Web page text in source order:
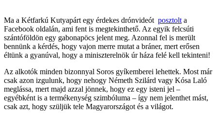
Ma a Kétfarkú Kutyapárt egy érdekes drónvideót posztolt a
Facebook oldalán, ami fent is megtekinthető. Az egyik felcsúti
szántóföldön egy gabonapöcs jelent meg. Azonnal fel is merült
bennünk a kérdés, hogy vajon merre mutat a bráner, mert erősen
éltünk a gyanúval, hogy a miniszterelnök úr háza felé kell tekinteni!
Az alkotók minden bizonnyal Soros gyíkemberei lehettek. Most már
csak azon izgulunk, hogy nehogy Németh Szilárd vagy Kósa Laló
meglássa, mert majd azzal jönnek, hogy ez egy isteni jel –
egyébként is a termékenység szimbóluma – így nem jelenthet mást,
csak azt, hogy szüljük tele Magyarországot és a világot.